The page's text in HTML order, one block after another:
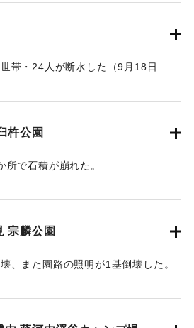
帯・24人が断水した（9月18日
杵公園
で石積が崩れた。
宗麟公園
、また園路の照明が1基倒壊した。